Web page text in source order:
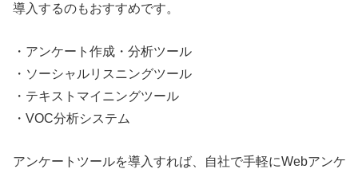
導入するのもおすすめです。
・アンケート作成・分析ツール
・ソーシャルリスニングツール
・テキストマイニングツール
・VOC分析システム
アンケートツールを導入すれば、自社で手軽にWebアンケ